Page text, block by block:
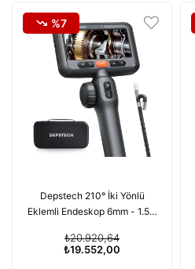
Depstech 210° İki Yönlü
Eklemli Endeskop 6mm - 1.5m
₺19.552,00
₺20.920,64
%7